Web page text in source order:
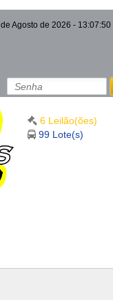
Agosto de 2026 - 13:07:51
6 Leilão(ões)
99 Lote(s)